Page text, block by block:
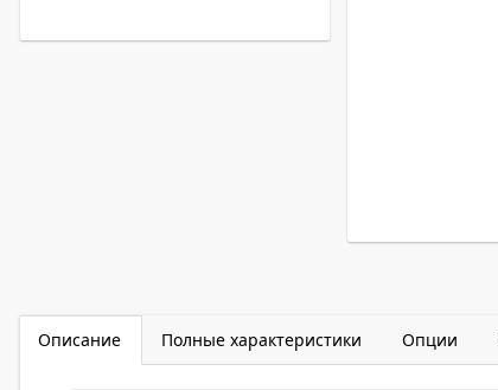
Описание Полные характеристики Опции